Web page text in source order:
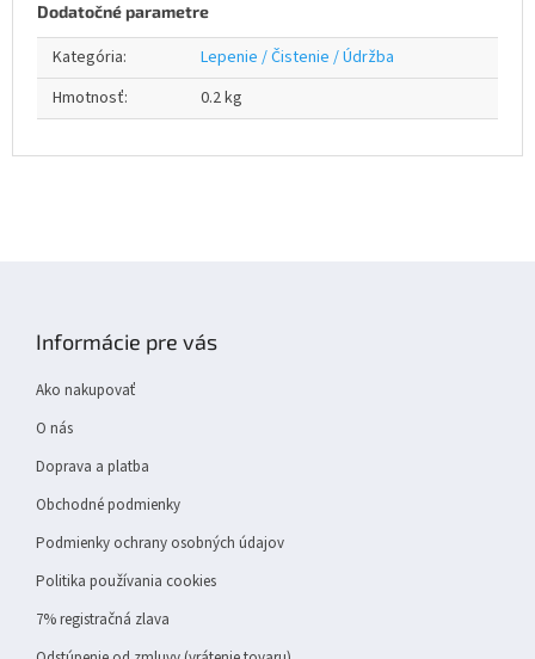
Dodatočné parametre
Kategória:
Lepenie / Čistenie / Údržba
Hmotnosť: 0.2 kg
Informácie pre vás
Ako nakupovať
O nás
Doprava a platba
Obchodné podmienky
Podmienky ochrany osobných údajov
Politika používania cookies
7% registračná zlava